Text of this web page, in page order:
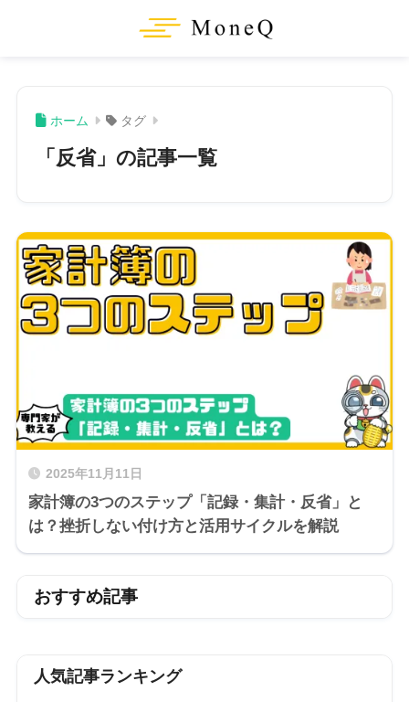
ホーム タグ
「反省」の記事一覧
2025年11月11日
家計簿の3つのステップ「記録・集計・反省」と
は？挫折しない付け方と活用サイクルを解説
おすすめ記事
人気記事ランキング